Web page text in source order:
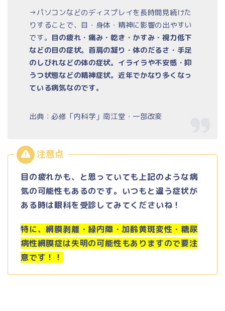
→パソコンなどのディスプレイを長時間見続けた
りすることで、目・身体・精神に影響の出やすい
です。 目の疲れ・痛み・乾き・かすみ・視力低下
などの目の症状。首肩の凝り・体のだるさ・手足
のしびれなどの体の症状。イライラや不安感・抑
うつ状態などの精神症状。近年でかなり多くなっ
ている病気なのです。
出典：必修「内科学」南江堂・一部改変
目の疲れかも、と思っていても上記のような病
気の可能性もあるのです。いつもと違う症状が
ある時は眼科を受診してみてくださいね！
特に、網膜剥離・緑内障・加齢黄斑変性・糖尿
病性網膜症は失明の可能性もありますので要注
意です！！